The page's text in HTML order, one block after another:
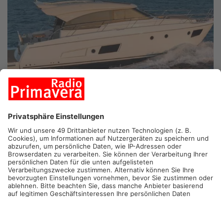
möglichen Zeugen eines Außenbordmotorendiebstahls, der
sich innerhalb der letzten Wochen zugetragen haben muss.
Der Besitzer eines Bootes, das auf dem eingezäunten Gelände
eines Wassersportclubs in Großwelzheim "An den
Hirtenäckern" abgestellt war, hat am Wochenende Anzeige
wegen Diebstahls des dazugehörigen Motors erstattet.